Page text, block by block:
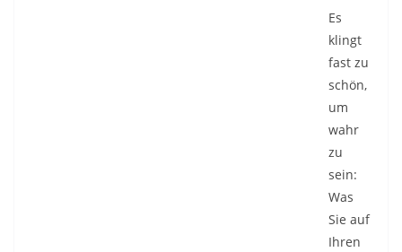
Es
klingt
fast zu
schön,
um
wahr
zu
sein:
Was
Sie auf
Ihren